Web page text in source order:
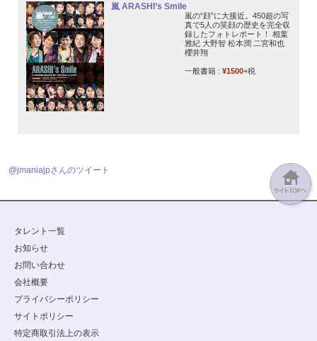
嵐 ARASHI’s Smile
嵐の“顔”に大接近。450超の写
真で5人の笑顔の歴史を完全収
録したフォトレポート！ 相葉
雅紀 大野智 松本潤 二宮和也
櫻井翔
一般書籍 : ¥1500+税
@jmaniajpさんのツイート
タレント一覧
お知らせ
お問い合わせ
会社概要
プライバシーポリシー
サイトポリシー
特定商取引法上の表示